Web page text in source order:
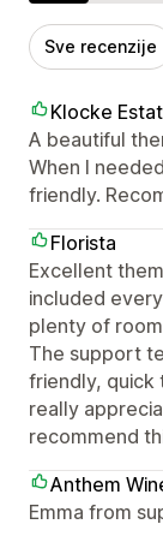
Sve recenzije
Klocke
A beautiful
When I
friendly.
Florista
Excellent
included
plenty of
The support
friendly, quick
really
recommend
Anthem
Emma from